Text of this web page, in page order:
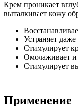
Крем проникает
выталкивает кожу
Устраняет
Стимулирует
Омолаживает и
Стимулирует
Применение